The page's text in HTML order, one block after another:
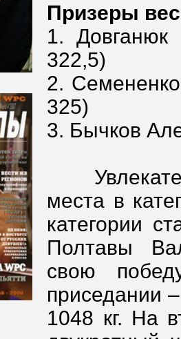
Призеры
1.
322,5)
2.
325)
3. Бычков
места в
категории
Полтавы
свою
приседании
1048 кг. На